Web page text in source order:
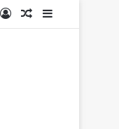
EntrarArtigo aleatório
Barra Lateral